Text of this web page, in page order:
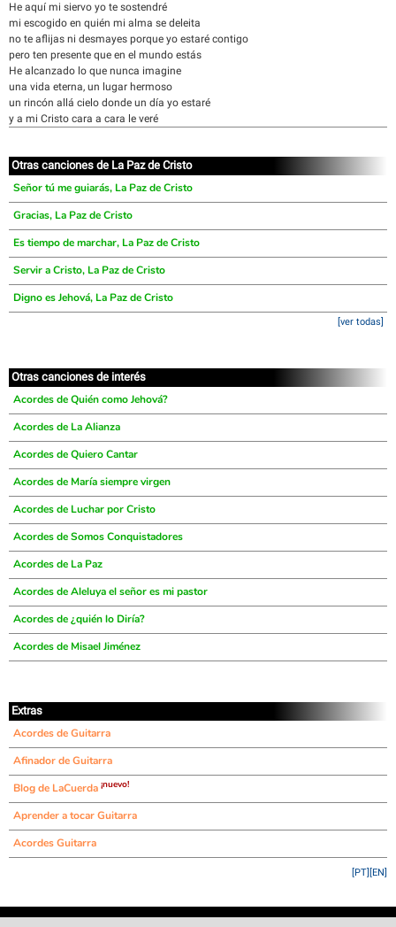
He aquí mi siervo yo te sostendré
mi escogido en quién mi alma se deleita
no te aflijas ni desmayes porque yo estaré contigo
pero ten presente que en el mundo estás
He alcanzado lo que nunca imagine
una vida eterna, un lugar hermoso
un rincón allá cielo donde un día yo estaré
y a mi Cristo cara a cara le veré
Otras canciones de La Paz de Cristo
Señor tú me guiarás, La Paz de Cristo
Gracias, La Paz de Cristo
Es tiempo de marchar, La Paz de Cristo
Servir a Cristo, La Paz de Cristo
Digno es Jehová, La Paz de Cristo
[ver todas]
Otras canciones de interés
Acordes de Quién como Jehová?
Acordes de La Alianza
Acordes de Quiero Cantar
Acordes de María siempre virgen
Acordes de Luchar por Cristo
Acordes de Somos Conquistadores
Acordes de La Paz
Acordes de Aleluya el señor es mi pastor
Acordes de ¿quién lo Diría?
Acordes de Misael Jiménez
Extras
Acordes de Guitarra
Afinador de Guitarra
Blog de LaCuerda ¡nuevo!
Aprender a tocar Guitarra
Acordes Guitarra
[EN]
[PT]